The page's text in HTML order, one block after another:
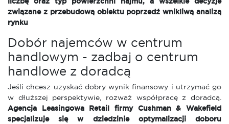
związane z przebudową obiektu poprzedź wnikliwą analizą
rynku
Dobór najemców w centrum
handlowym - zadbaj o centrum
handlowe z doradcą
Jeśli chcesz uzyskać dobry wynik finansowy i utrzymać go
w dłuższej perspektywie, rozważ współpracę z doradcą.
Agencja Leasingowa Retail firmy Cushman & Wakefield
specjalizuje się w dziedzinie optymalizacji doboru